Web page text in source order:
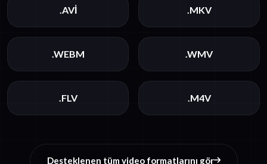
.AVI .MKV
.WEBM .WMV
.FLV .M4V
Desteklenen tüm video formatlarını gör